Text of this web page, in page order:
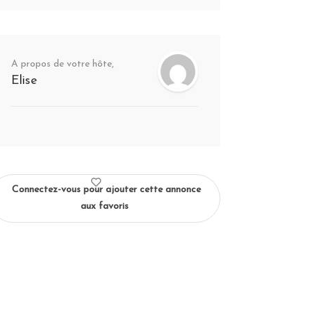
A propos de votre hôte,
Elise
Connectez-vous pour ajouter cette annonce
aux favoris